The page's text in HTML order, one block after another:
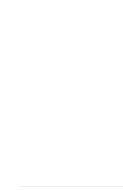
Эксперты
студентов надо